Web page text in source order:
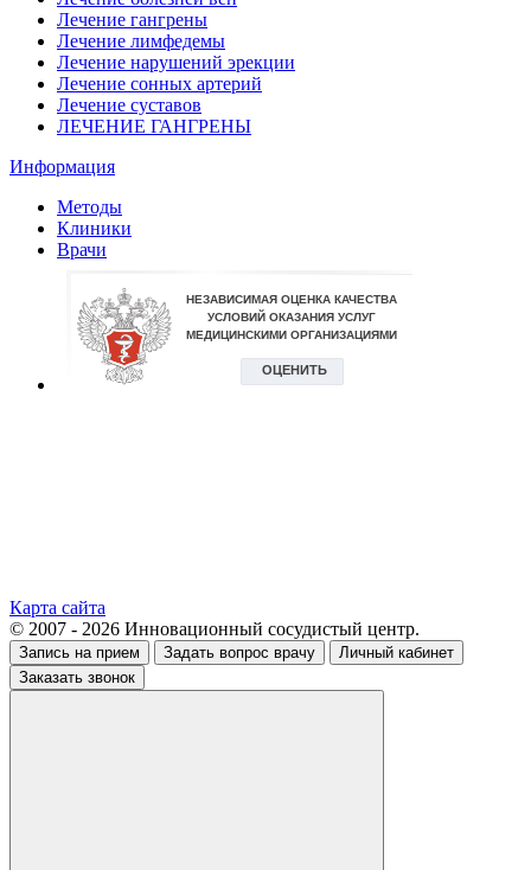
Лечение гангрены
Лечение лимфедемы
Лечение нарушений эрекции
Лечение сонных артерий
Лечение суставов
ЛЕЧЕНИЕ ГАНГРЕНЫ
Информация
Методы
Клиники
Врачи
Карта сайта
© 2007 - 2026 Инновационный сосудистый центр.
Запись на прием Задать вопрос врачу
Личный кабинет
Заказать звонок